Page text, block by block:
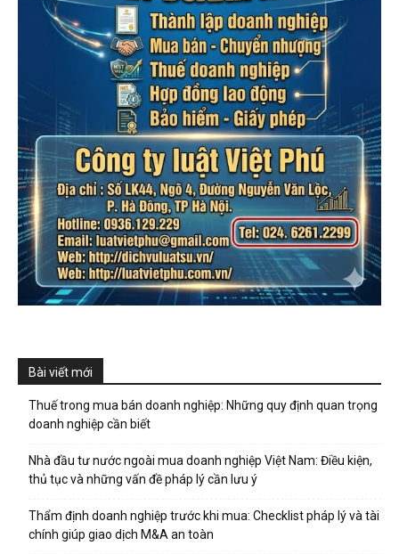
Bài viết mới
Thuế trong mua bán doanh nghiệp: Những quy định quan trọng
doanh nghiệp cần biết
Nhà đầu tư nước ngoài mua doanh nghiệp Việt Nam: Điều kiện,
thủ tục và những vấn đề pháp lý cần lưu ý
Thẩm định doanh nghiệp trước khi mua: Checklist pháp lý và tài
chính giúp giao dịch M&A an toàn